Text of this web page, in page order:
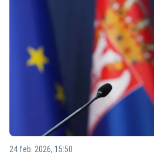
24 feb. 2026, 15:50